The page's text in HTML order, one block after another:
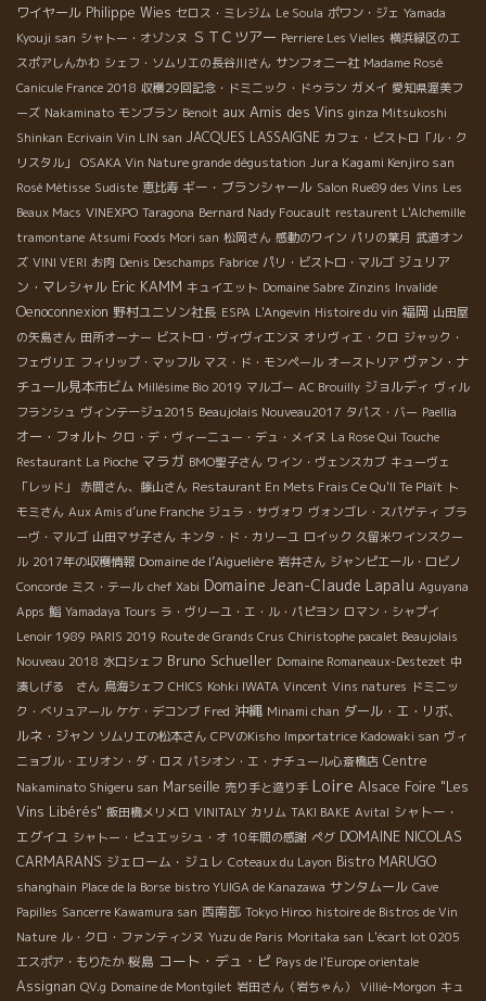
ワイヤール Philippe Wies セロス・ミレジム Le Soula ポワン・ジェ Yamada
Kyouji san シャトー・オゾンヌ ＳＴＣツアー Perriere Les Vielles 横浜緑区のエ
スポアしんかわ シェフ・ソムリエの長谷川さん サンフォニー社 Madame Rosé
Canicule France 2018 収穫29回記念・ドミニック・ドゥラン ガメイ 愛知県渥美フ
ーズ Nakaminato モンブラン Benoit aux Amis des Vins ginza Mitsukoshi
Shinkan Ecrivain Vin LIN san JACQUES LASSAIGNE カフェ・ビストロ「ル・ク
リスタル」
OSAKA Vin Nature grande dégustation Jura Kagami Kenjiro san
Rosé Métisse Sudiste 恵比寿 ギー・ブランシャール Salon Rue89 des Vins Les
Beaux Macs VINEXPO Taragona Bernard Nady Foucault restaurent L'Alchemille
tramontane Atsumi Foods Mori san 松岡さん 感動のワイン パリの葉月 武道オン
ズ VINI VERI お肉 Denis Deschamps Fabrice パリ・ビストロ・マルゴ ジュリア
ン・マレシャル Eric KAMM キュイエット Domaine Sabre Zinzins Invalide
Oenoconnexion 野村ユニソン社長 ESPA L'Angevin Histoire du vin 福岡 山田屋
の矢島さん 田所オーナー ビストロ・ヴィヴィエンヌ オリヴィエ・クロ ジャック・
フェヴリエ フィリップ・マッフル マス・ド・モンペール オーストリア ヴァン・ナ
チュール見本市ビム Millésime Bio 2019 マルゴー AC Brouilly ジョルディ ヴィル
フランシュ ヴィンテージュ2015 Beaujolais Nouveau2017 タパス・バー Paellia
オー・フォルト クロ・デ・ヴィーニュー・デュ・メイヌ La Rose Qui Touche
Restaurant La Pioche マラガ BMO聖子さん ワイン・ヴェンスカブ キューヴェ
「レッド」
赤間さん、藤山さん Restaurant En Mets Frais Ce Qu'Il Te Plaît ト
モミさん Aux Amis d’une Franche ジュラ・サヴォワ ヴォンゴレ・スパゲティ ブラ
ーヴ・マルゴ 山田マサ子さん キンタ・ド・カリーユ ロイック 久留米ワインスクー
ル 2017年の収穫情報 Domaine de l’Aiguelière 岩井さん ジャンピエール・ロビノ
Concorde ミス・テール chef Xabi Domaine Jean-Claude Lapalu Aguyana
Apps 鮨 Yamadaya Tours ラ・ヴリーユ・エ・ル・パピヨン ロマン・シャプイ
Lenoir 1989 PARIS 2019 Route de Grands Crus Chiristophe pacalet Beaujolais
Nouveau 2018 水口シェフ Bruno Schueller Domaine Romaneaux-Destezet 中
湊しげる さん 鳥海シェフ CHICS Kohki IWATA Vincent Vins natures ドミニッ
ク・べリュアール ケケ・デコンブ Fred 沖縄 Minami chan ダール・エ・リボ、
ルネ・ジャン ソムリエの松本さん CPVのKisho Importatrice Kadowaki san ヴィ
ニョブル・エリオン・ダ・ロス パシオン・エ・ナチュール心斎橋店 Centre
Nakaminato Shigeru san Marseille 売り手と造り手 Loire Alsace Foire "Les
Vins Libérés" 飯田橋メリメロ VINITALY カリム TAKI BAKE Avital シャトー・
エグイユ シャトー・ピュエッシュ・オ 10年間の感謝 ペグ DOMAINE NICOLAS
CARMARANS ジェローム・ジュレ Coteaux du Layon Bistro MARUGO
shanghain Place de la Borse bistro YUIGA de Kanazawa サンタムール Cave
Papilles Sancerre Kawamura san 西南部 Tokyo Hiroo histoire de Bistros de Vin
Nature ル・クロ・ファンティンヌ Yuzu de Paris Moritaka san L'écart lot 0205
エスポア・もりたか 桜島 コート・デュ・ピ Pays de l'Europe orientale
Assignan QV.g Domaine de Montgilet 岩田さん（岩ちゃん） Villié-Morgon キュ